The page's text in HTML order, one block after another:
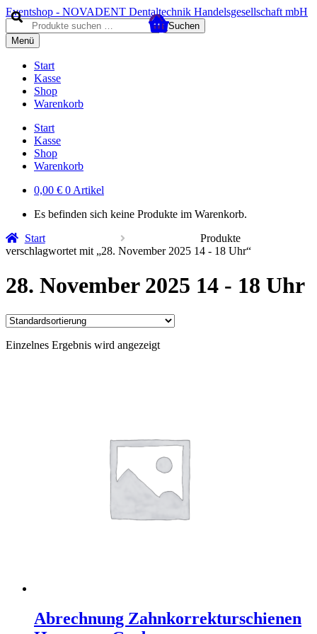
Zur
Navigation
springen
Zum
Inhalt
springen
Eventshop - NOVADENT Dentaltechnik Handelsgesellschaft mbH
Suche
nach:
Suchen
Menü
Start
Kasse
Shop
Warenkorb
Start
Kasse
Shop
Warenkorb
0,00 € 0 Artikel
Es befinden sich keine Produkte im Warenkorb.
Start
Produkte
verschlagwortet mit „28. November 2025 14 - 18 Uhr“
28. November 2025 14 - 18 Uhr
Einzelnes Ergebnis wird angezeigt
Abrechnung Zahnkorrekturschienen